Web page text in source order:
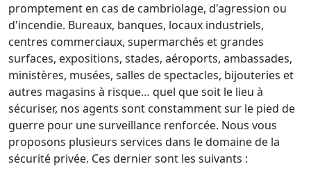
promptement en cas de cambriolage, d'agression ou
d'incendie. Bureaux, banques, locaux industriels,
centres commerciaux, supermarchés et grandes
surfaces, expositions, stades, aéroports, ambassades,
ministères, musées, salles de spectacles, bijouteries et
autres magasins à risque… quel que soit le lieu à
sécuriser, nos agents sont constamment sur le pied de
guerre pour une surveillance renforcée. Nous vous
proposons plusieurs services dans le domaine de la
sécurité privée. Ces dernier sont les suivants :